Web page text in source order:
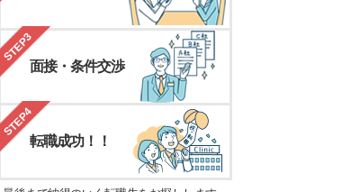
STEP3
面接・条件交渉
STEP4
転職成功！！